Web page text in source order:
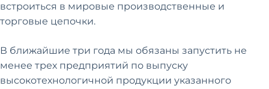
встроиться в мировые производственные и
торговые цепочки.
В ближайшие три года мы обязаны запустить не
менее трех предприятий по выпуску
высокотехнологичной продукции указанного